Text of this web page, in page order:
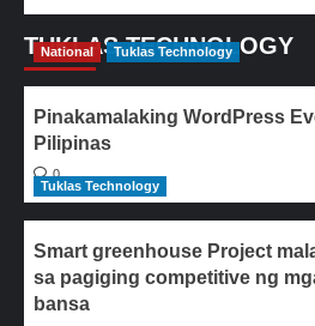
TUKLAS TECHNOLOGY
National Tuklas Technology
Pinakamalaking WordPress
Pilipinas
0
Tuklas Technology
Smart greenhouse Project
sa pagiging competitive ng
bansa